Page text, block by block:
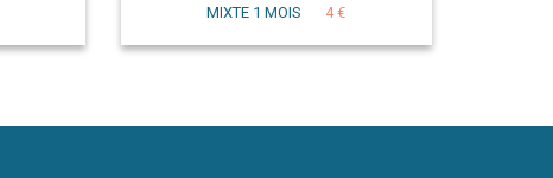
MIXTE 1 MOIS
4 €